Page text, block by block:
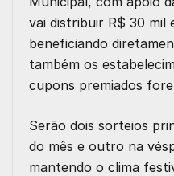
vai distribuir R$ 30 mil
beneficiando
também os
cupons premiados
Serão dois sorteios
do mês e outro na
mantendo o clima